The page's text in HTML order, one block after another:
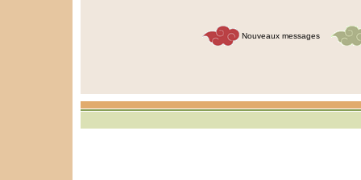
Nouveaux messages